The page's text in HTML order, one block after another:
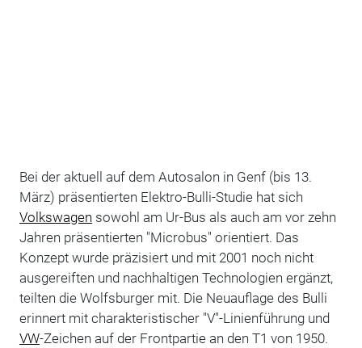
Bei der aktuell auf dem Autosalon in Genf (bis 13.
März) präsentierten Elektro-Bulli-Studie hat sich
Volkswagen sowohl am Ur-Bus als auch am vor zehn
Jahren präsentierten "Microbus" orientiert. Das
Konzept wurde präzisiert und mit 2001 noch nicht
ausgereiften und nachhaltigen Technologien ergänzt,
teilten die Wolfsburger mit. Die Neuauflage des Bulli
erinnert mit charakteristischer "V"-Linienführung und
VW-Zeichen auf der Frontpartie an den T1 von 1950.